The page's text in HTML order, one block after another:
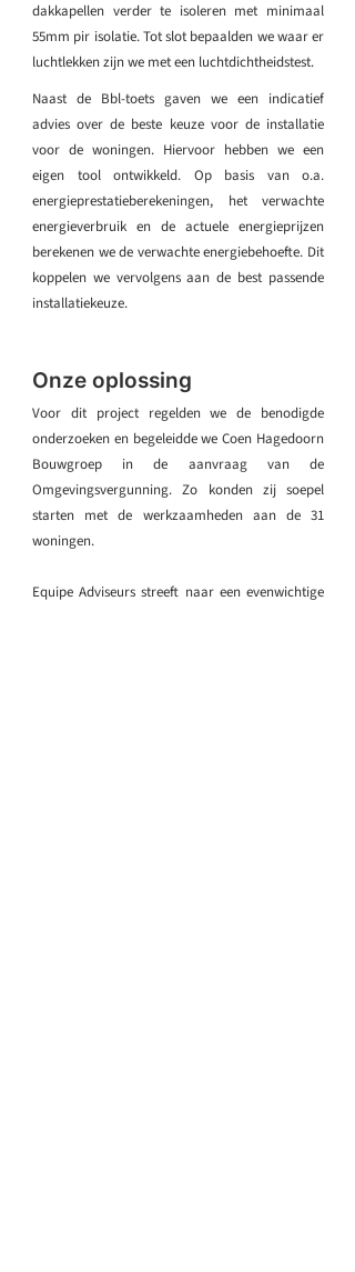
dakkapellen verder te isoleren met minimaal
55mm pir isolatie. Tot slot bepaalden we waar er
luchtlekken zijn we met een luchtdichtheidstest.
Naast de Bbl-toets gaven we een indicatief
advies over de beste keuze voor de installatie
voor de woningen. Hiervoor hebben we een
eigen tool ontwikkeld. Op basis van o.a.
energieprestatieberekeningen, het verwachte
energieverbruik en de actuele energieprijzen
berekenen we de verwachte energiebehoefte. Dit
koppelen we vervolgens aan de best passende
installatiekeuze.
Onze oplossing
Voor dit project regelden we de benodigde
onderzoeken en begeleidde we Coen Hagedoorn
Bouwgroep in de aanvraag van de
Omgevingsvergunning. Zo konden zij soepel
starten met de werkzaamheden aan de 31
woningen.
Equipe Adviseurs streeft naar een evenwichtige